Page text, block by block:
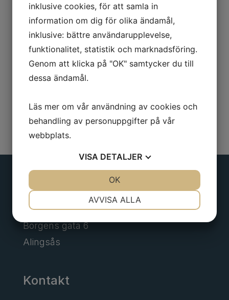
Två fasta vinklar, rak och 45 grader.
Längd: 400 mm
Vikt: 560 g
Borgens gata 6
Alingsås
Kontakt
inklusive cookies, för att samla in
information om dig för olika ändamål,
inklusive: bättre användarupplevelse,
funktionalitet, statistik och marknadsföring.
Genom att klicka på "OK" samtycker du till
dessa ändamål.
Läs mer om vår användning av cookies och
behandling av personuppgifter på vår
webbplats.
VISA DETALJER
MARKNADSFÖRING
AVVISA ALLA
OK